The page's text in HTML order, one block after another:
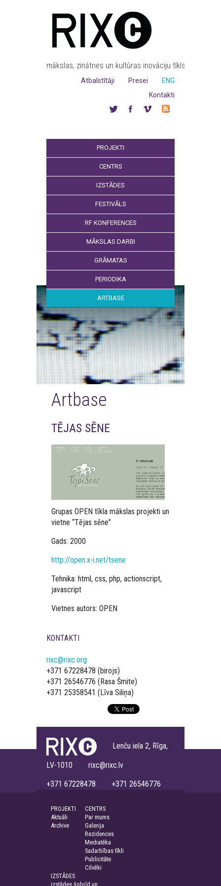
mākslas, zinātnes un kultūras inovāciju tīkls
ENG
Presei
Atbalstītāji
Kontakti
PROJEKTI
CENTRS
IZSTĀDES
FESTIVĀLS
RF KONFERENCES
MĀKSLAS DARBI
GRĀMATAS
PERIODIKA
ARTBASE
Artbase
TĒJAS SĒNE
Grupas OPEN tīkla mākslas projekti un
vietne “Tējas sēne”
Gads: 2000
http://open.x-i.net/tsene
Tehnika: html, css, php, actionscript,
javascript
Vietnes autors: OPEN
KONTAKTI
rixc@rixc.org
+371 67228478 (birojs)
+371 26546776 (Rasa Šmite)
+371 25358541 (Līva Siliņa)
Lenču iela 2, Rīga,
LV-1010 rixc@rixc.lv
+371 67228478 +371 26546776
PROJEKTI
Aktuāli
Archive
CENTRS
Par mums
Galerija
Rezidences
Mediatēka
Sadarbības tīkli
Publicitāte
Cilvēki
IZSTĀDES
izstādes šobrīd un